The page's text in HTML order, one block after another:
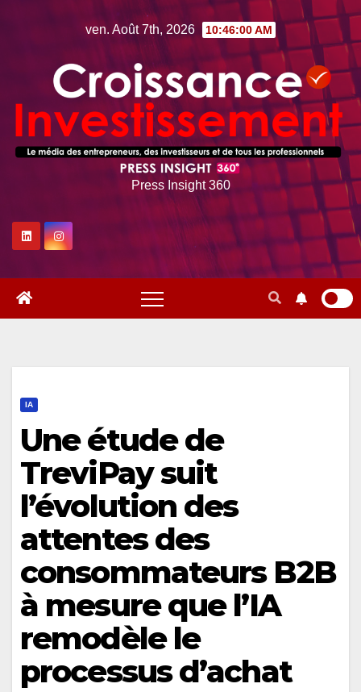
ven. Août 7th, 2026 10:46:01 AM
Press Insight 360
IA
Une étude de
TreviPay suit
l’évolution des
attentes des
consommateurs B2B
à mesure que l’IA
remodèle le
processus d’achat